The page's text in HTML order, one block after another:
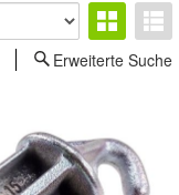
Erweiterte Suche